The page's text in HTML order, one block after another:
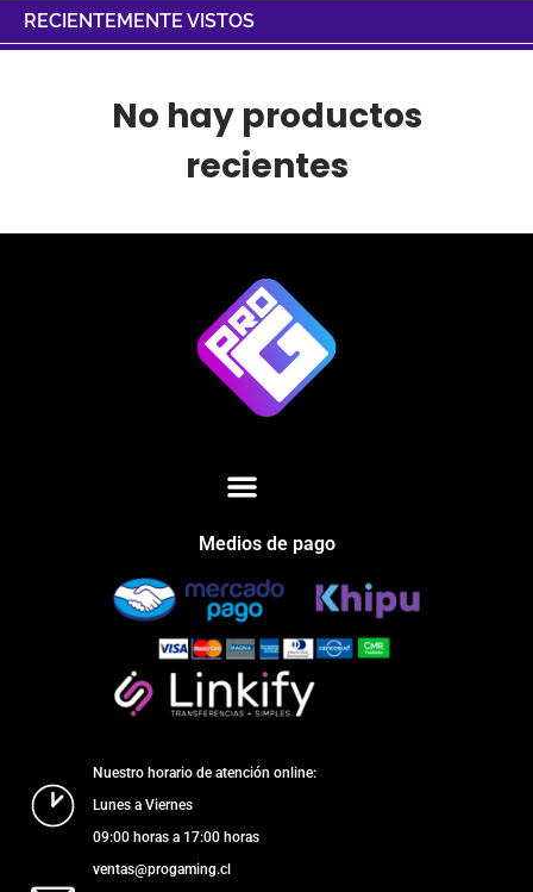
RECIENTEMENTE VISTOS
No hay productos
recientes
Medios de pago
Nuestro horario de atención online:
Lunes a Viernes
09:00 horas a 17:00 horas
ventas@progaming.cl